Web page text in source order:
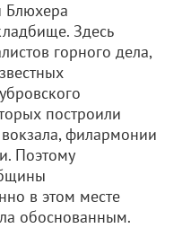
Блюхера
Здесь
горного дела,
построили
филармонии
Поэтому
в этом месте
обоснованным.